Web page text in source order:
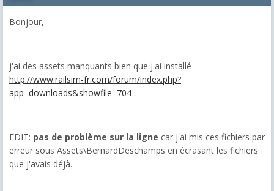
Bonjour,
j'ai des assets manquants bien que j'ai installé
http://www.railsim-fr.com/forum/index.php?
app=downloads&showfile=704
EDIT: pas de problème sur la ligne car j'ai mis ces fichiers par
erreur sous Assets\BernardDeschamps en écrasant les fichiers
que j'avais déjà.